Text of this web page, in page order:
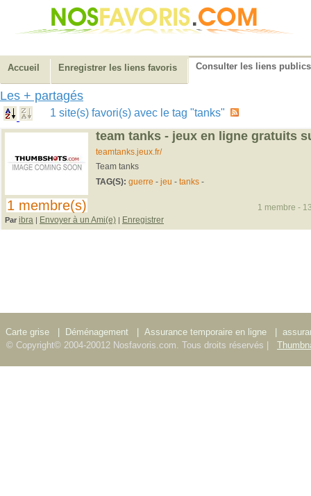
Accueil Enregistrer les liens favoris Consulter les liens publics
Les + partagés
1 site(s) favori(s) avec le tag "tanks"
1 membre(s)
team tanks - jeux en ligne gratuits
teamtanks.jeux.fr/
Team tanks
TAG(S): guerre - jeu - tanks-
Par ibra | Envoyer à un Ami(e) | Enregistrer
1 membre -
Carte grise Déménagement Assurance temporaire en ligne
© Copyright© 2004-20012 Nosfavoris.com. Tous droits réservés |